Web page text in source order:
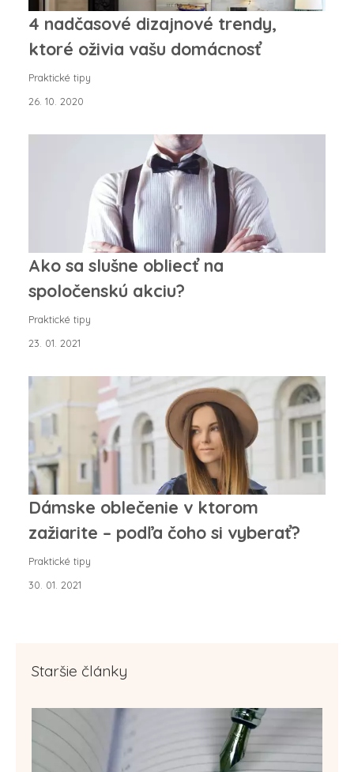
4 nadčasové dizajnové trendy,
ktoré oživia vašu domácnosť
Praktické tipy
26. 10. 2020
Ako sa slušne obliecť na
spoločenskú akciu?
Praktické tipy
23. 01. 2021
Dámske oblečenie v ktorom
zažiarite – podľa čoho si vyberať?
Praktické tipy
30. 01. 2021
Staršie články